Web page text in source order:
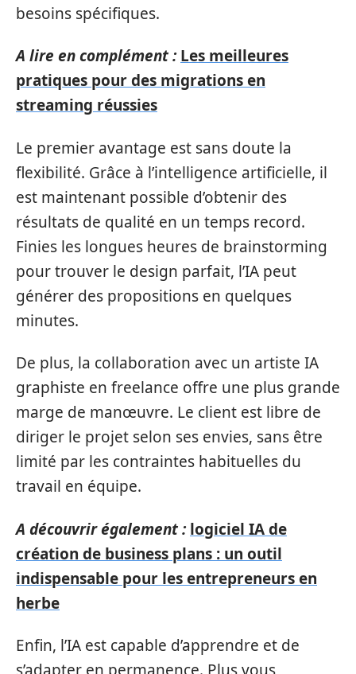
besoins spécifiques.
A lire en complément : Les meilleures
pratiques pour des migrations en
streaming réussies
Le premier avantage est sans doute la
flexibilité. Grâce à l’intelligence artificielle, il
est maintenant possible d’obtenir des
résultats de qualité en un temps record.
Finies les longues heures de brainstorming
pour trouver le design parfait, l’IA peut
générer des propositions en quelques
minutes.
De plus, la collaboration avec un artiste IA
graphiste en freelance offre une plus grande
marge de manœuvre. Le client est libre de
diriger le projet selon ses envies, sans être
limité par les contraintes habituelles du
travail en équipe.
A découvrir également : logiciel IA de
création de business plans : un outil
indispensable pour les entrepreneurs en
herbe
Enfin, l’IA est capable d’apprendre et de